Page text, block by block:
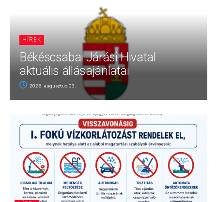
HÍREK
Békéscsabai Járási Hivatal
aktuális állásajánlatai
2026. augusztus 03.